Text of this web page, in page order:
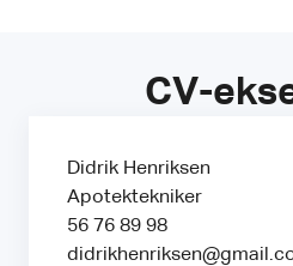
CV-
Didrik Henriksen
Apotektekniker
56 76 89 98